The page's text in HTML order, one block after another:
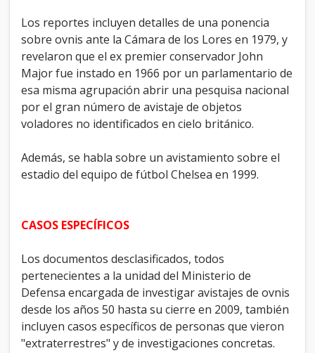
Los reportes incluyen detalles de una ponencia
sobre ovnis ante la Cámara de los Lores en 1979, y
revelaron que el ex premier conservador John
Major fue instado en 1966 por un parlamentario de
esa misma agrupación abrir una pesquisa nacional
por el gran número de avistaje de objetos
voladores no identificados en cielo británico.
Además, se habla sobre un avistamiento sobre el
estadio del equipo de fútbol Chelsea en 1999.
CASOS ESPECÍFICOS
Los documentos desclasificados, todos
pertenecientes a la unidad del Ministerio de
Defensa encargada de investigar avistajes de ovnis
desde los años 50 hasta su cierre en 2009, también
incluyen casos específicos de personas que vieron
"extraterrestres" y de investigaciones concretas.